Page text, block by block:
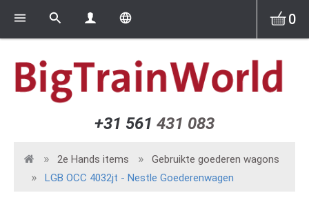
+31 561 431 083
0
2e Hands items
Gebruikte goederen wagons
LGB OCC 4032jt - Nestle Goederenwagen